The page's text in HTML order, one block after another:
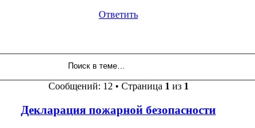
Ответить
Сообщений: 12 • Страница 1из 1
Декларация пожарной безопасности